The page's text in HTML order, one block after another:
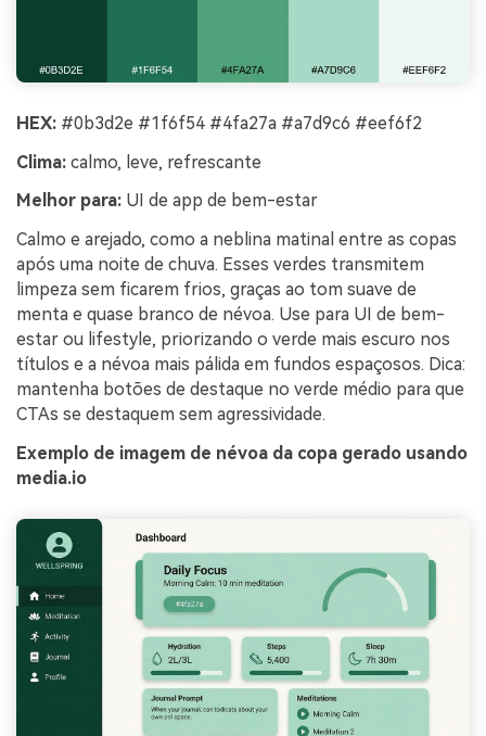
HEX: #0b3d2e #1f6f54 #4fa27a #a7d9c6 #eef6f2
Clima: calmo, leve, refrescante
Melhor para: UI de app de bem-estar
Calmo e arejado, como a neblina matinal entre as copas
após uma noite de chuva. Esses verdes transmitem
limpeza sem ficarem frios, graças ao tom suave de
menta e quase branco de névoa. Use para UI de bem-
estar ou lifestyle, priorizando o verde mais escuro nos
títulos e a névoa mais pálida em fundos espaçosos. Dica:
mantenha botões de destaque no verde médio para que
CTAs se destaquem sem agressividade.
Exemplo de imagem de névoa da copa gerado usando
media.io